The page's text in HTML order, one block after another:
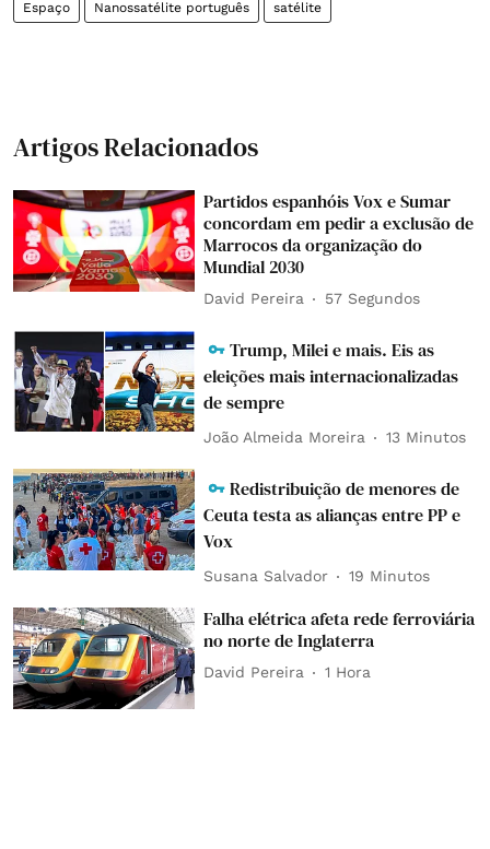
Espaço Nanossatélite português satélite
Artigos Relacionados
Partidos espanhóis Vox e Sumar
concordam em pedir a exclusão de
Marrocos da organização do
Mundial 2030
David Pereira 58 Segundos
Trump, Milei e mais. Eis as
eleições mais internacionalizadas
de sempre
João Almeida Moreira 13 Minutos
Redistribuição de menores de
Ceuta testa as alianças entre PP e
Vox
Susana Salvador 19 Minutos
Falha elétrica afeta rede ferroviária
no norte de Inglaterra
David Pereira 1 Hora